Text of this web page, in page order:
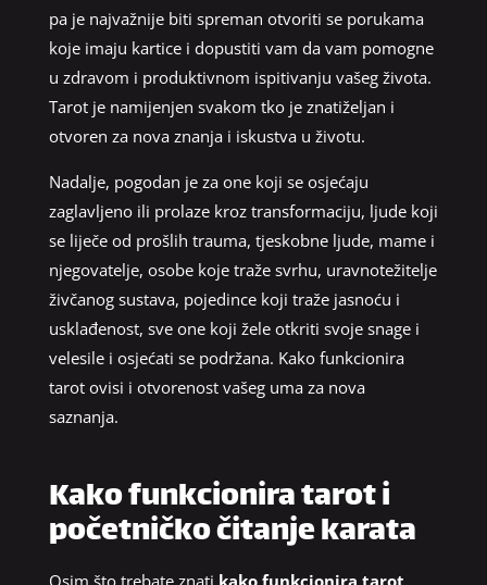
pa je najvažnije biti spreman otvoriti se porukama
koje imaju kartice i dopustiti vam da vam pomogne
u zdravom i produktivnom ispitivanju vašeg života.
Tarot je namijenjen svakom tko je znatiželjan i
otvoren za nova znanja i iskustva u životu.
Nadalje, pogodan je za one koji se osjećaju
zaglavljeno ili prolaze kroz transformaciju, ljude koji
se liječe od prošlih trauma, tjeskobne ljude, mame i
njegovatelje, osobe koje traže svrhu, uravnotežitelje
živčanog sustava, pojedince koji traže jasnoću i
usklađenost, sve one koji žele otkriti svoje snage i
velesile i osjećati se podržana. Kako funkcionira
tarot ovisi i otvorenost vašeg uma za nova
saznanja.
Kako funkcionira tarot i
početničko čitanje karata
Osim što trebate znati kako funkcionira tarot,